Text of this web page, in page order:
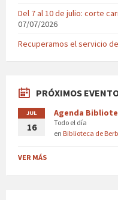
Del 7 al 10 de julio: corte
07/07/2026
Recuperamos el servicio
PRÓXIMOS
JUL
16
Agenda
Todo el día
en Biblioteca de
VER MÁS